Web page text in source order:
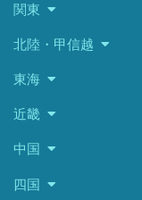
関東
北陸・甲信越
東海
近畿
中国
四国